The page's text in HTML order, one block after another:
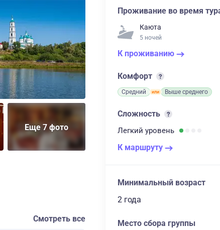
Еще 7 фото
Смотреть все
Проживание во время
Каюта
5 ночей
К проживанию
Комфорт
Средний Выше среднего
Сложность
Легкий уровень
К маршруту
Минимальный возраст
2 года
Место сбора группы